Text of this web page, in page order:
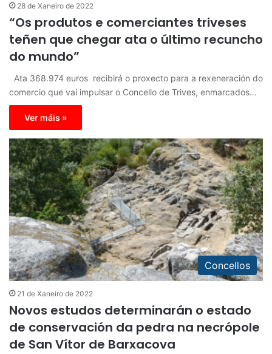
28 de Xaneiro de 2022
“Os produtos e comerciantes triveses
teñen que chegar ata o último recuncho
do mundo”
Ata 368.974 euros recibirá o proxecto para a rexeneración do
comercio que vai impulsar o Concello de Trives, enmarcados…
Ver máis »
Concellos
21 de Xaneiro de 2022
Novos estudos determinarán o estado
de conservación da pedra na necrópole
de San Vítor de Barxacova